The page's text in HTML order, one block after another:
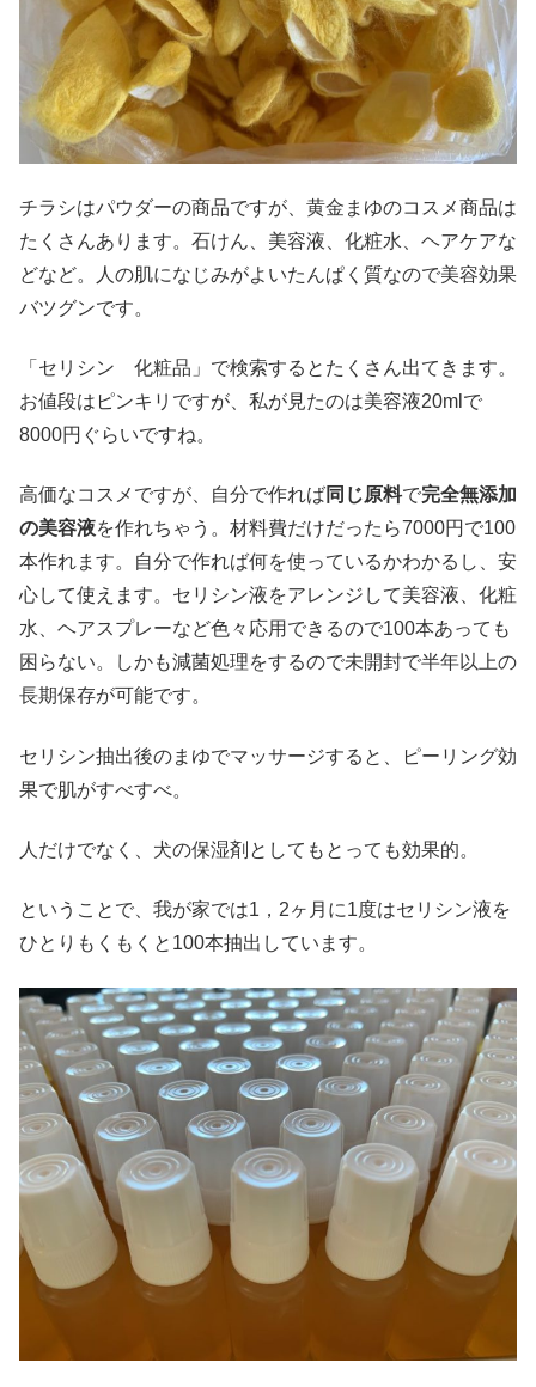
チラシはパウダーの商品ですが、黄金まゆのコスメ商品は
たくさんあります。石けん、美容液、化粧水、ヘアケアな
どなど。人の肌になじみがよいたんぱく質なので美容効果
バツグンです。
「セリシン 化粧品」で検索するとたくさん出てきます。
お値段はピンキリですが、私が見たのは美容液20mlで
8000円ぐらいですね。
高価なコスメですが、自分で作れば同じ原料で完全無添加
の美容液を作れちゃう。材料費だけだったら7000円で100
本作れます。自分で作れば何を使っているかわかるし、安
心して使えます。セリシン液をアレンジして美容液、化粧
水、ヘアスプレーなど色々応用できるので100本あっても
困らない。しかも減菌処理をするので未開封で半年以上の
長期保存が可能です。
セリシン抽出後のまゆでマッサージすると、ピーリング効
果で肌がすべすべ。
人だけでなく、犬の保湿剤としてもとっても効果的。
ということで、我が家では1，2ヶ月に1度はセリシン液を
ひとりもくもくと100本抽出しています。